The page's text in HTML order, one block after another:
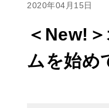
2020年04月15日
＜New!
ムを始め